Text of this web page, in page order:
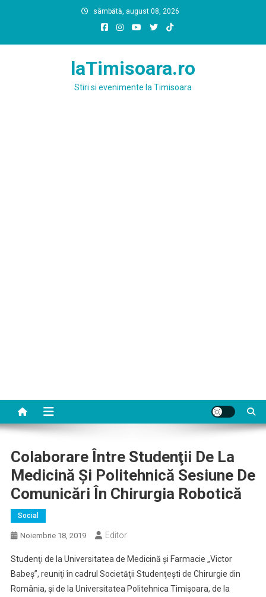
sâmbătă, august 08, 2026
laTimisoara.ro
Stiri si evenimente la Timisoara
Colaborare Între Studenţii De La
Medicină Şi Politehnică Sesiune De
Comunicări În Chirurgia Robotică
Social
Noiembrie 18, 2019 Editor
Studenţi de la Universitatea de Medicină şi Farmacie „Victor
Babeş”, reuniţi în cadrul Societăţii Studenţeşti de Chirurgie din
România, şi de la Universitatea Politehnica Timişoara, de la